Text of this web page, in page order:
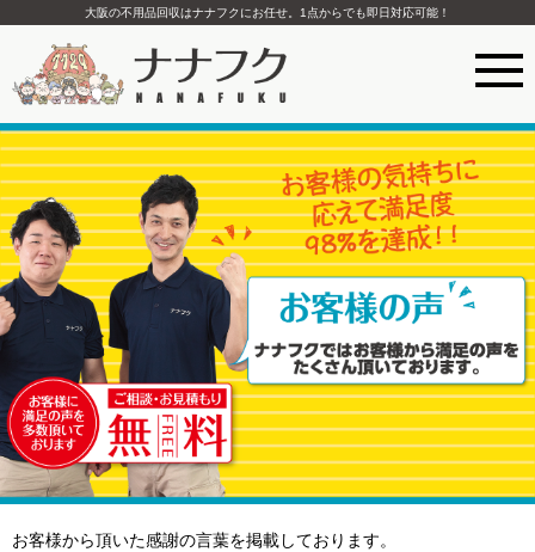
大阪の不用品回収はナナフクにお任せ。1点からでも即日対応可能！
お客様から頂いた感謝の言葉を掲載しております。